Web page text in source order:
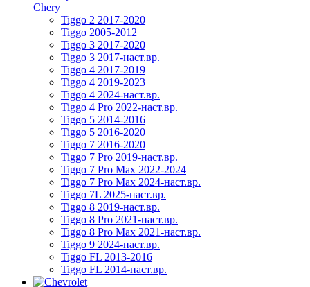
Chery
Tiggo 2 2017-2020
Tiggo 2005-2012
Tiggo 3 2017-2020
Tiggo 3 2017-наст.вр.
Tiggo 4 2017-2019
Tiggo 4 2019-2023
Tiggo 4 2024-наст.вр.
Tiggo 4 Pro 2022-наст.вр.
Tiggo 5 2014-2016
Tiggo 5 2016-2020
Tiggo 7 2016-2020
Tiggo 7 Pro 2019-наст.вр.
Tiggo 7 Pro Max 2022-2024
Tiggo 7 Pro Max 2024-наст.вр.
Tiggo 7L 2025-наст.вр.
Tiggo 8 2019-наст.вр.
Tiggo 8 Pro 2021-наст.вр.
Tiggo 8 Pro Max 2021-наст.вр.
Tiggo 9 2024-наст.вр.
Tiggo FL 2013-2016
Tiggo FL 2014-наст.вр.